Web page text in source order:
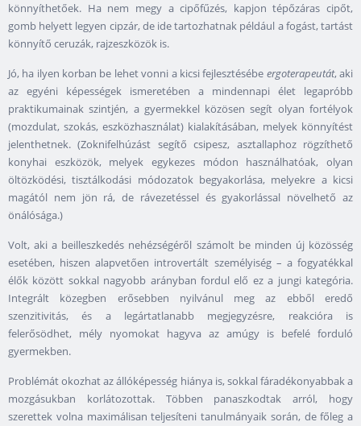
könnyíthetőek. Ha nem megy a cipőfűzés, kapjon tépőzáras cipőt,
gomb helyett legyen cipzár, de ide tartozhatnak például a fogást, tartást
könnyítő ceruzák, rajzeszközök is.
Jó, ha ilyen korban be lehet vonni a kicsi fejlesztésébe ergoterapeutát, aki
az egyéni képességek ismeretében a mindennapi élet legapróbb
praktikumainak szintjén, a gyermekkel közösen segít olyan fortélyok
(mozdulat, szokás, eszközhasználat) kialakításában, melyek könnyítést
jelenthetnek. (Zoknifelhúzást segítő csipesz, asztallaphoz rögzíthető
konyhai eszközök, melyek egykezes módon használhatóak, olyan
öltözködési, tisztálkodási módozatok begyakorlása, melyekre a kicsi
magától nem jön rá, de rávezetéssel és gyakorlással növelhető az
önálósága.)
Volt, aki a beilleszkedés nehézségéről számolt be minden új közösség
esetében, hiszen alapvetően introvertált személyiség – a fogyatékkal
élők között sokkal nagyobb arányban fordul elő ez a jungi kategória.
Integrált közegben erősebben nyilvánul meg az ebből eredő
szenzitivitás, és a legártatlanabb megjegyzésre, reakcióra is
felerősödhet, mély nyomokat hagyva az amúgy is befelé forduló
gyermekben.
Problémát okozhat az állóképesség hiánya is, sokkal fáradékonyabbak a
mozgásukban korlátozottak. Többen panaszkodtak arról, hogy
szerettek volna maximálisan teljesíteni tanulmányaik során, de főleg a